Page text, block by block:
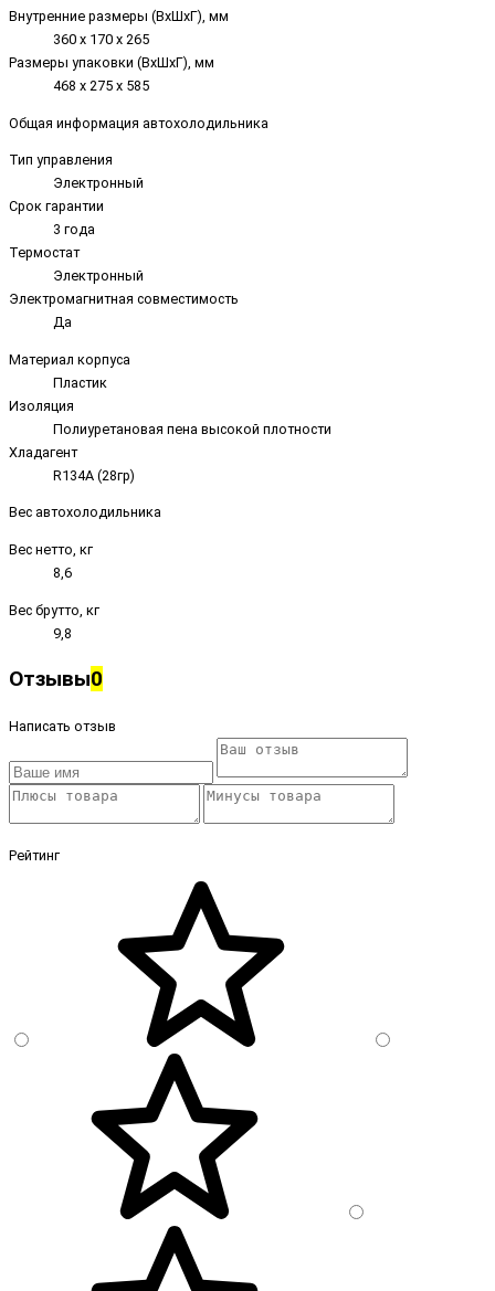
Внутренние размеры (ВxШxГ), мм
360 x 170 x 265
Размеры упаковки (ВxШxГ), мм
468 x 275 x 585
Общая информация автохолодильника
Тип управления
Электронный
Срок гарантии
3 года
Термостат
Электронный
Электромагнитная совместимость
Да
Материал корпуса
Пластик
Изоляция
Полиуретановая пена высокой плотности
Хладагент
R134A (28гр)
Вес автохолодильника
Вес нетто, кг
8,6
Вес брутто, кг
9,8
Отзывы0
Написать отзыв
Рейтинг